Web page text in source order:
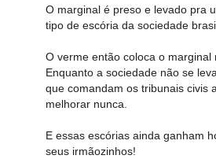
O marginal é preso e levado pra
tipo de escória da sociedade
O verme então coloca o marginal
Enquanto a sociedade não se
que comandam os tribunais civis
melhorar nunca.
E essas escórias ainda ganham
seus irmãozinhos!